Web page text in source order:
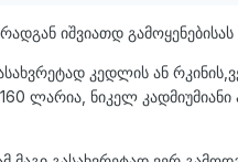
იშვიათდ გამოყენებისას
კედლის ან
ლარია, ნიკელ კადმიუმიანი